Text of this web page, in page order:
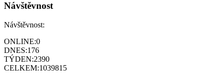
Návštěvnost
Návštěvnost:
ONLINE:0
DNES:176
TÝDEN:2390
CELKEM:1039815